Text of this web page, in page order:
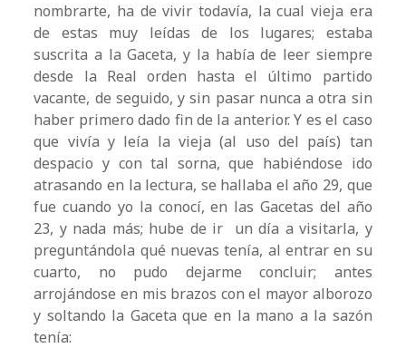
nombrarte, ha de vivir todavía, la cual vieja era
de estas muy leídas de los lugares; estaba
suscrita a la Gaceta, y la había de leer siempre
desde la Real orden hasta el último partido
vacante, de seguido, y sin pasar nunca a otra sin
haber primero dado fin de la anterior. Y es el caso
que vivía y leía la vieja (al uso del país) tan
despacio y con tal sorna, que habiéndose ido
atrasando en la lectura, se hallaba el año 29, que
fue cuando yo la conocí, en las Gacetas del año
23, y nada más; hube de ir un día a visitarla, y
preguntándola qué nuevas tenía, al entrar en su
cuarto, no pudo dejarme concluir; antes
arrojándose en mis brazos con el mayor alborozo
y soltando la Gaceta que en la mano a la sazón
tenía: